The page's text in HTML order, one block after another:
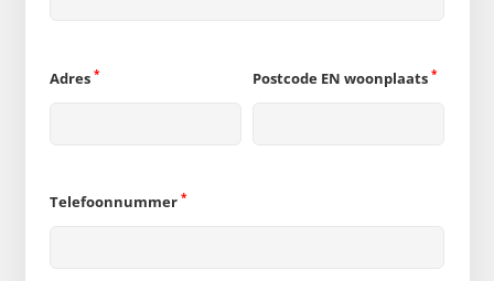
Adres * Postcode EN woonplaats *
Telefoonnummer *